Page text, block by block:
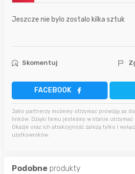
Jeszcze nie bylo zostalo kilka sztuk
Skomentuj
FACEBOOK
Jako partnerzy możemy otrzymać prowizję za
linków. Dzięki temu jesteśmy w stanie
Okazje oraz ich atrakcyjność zależą tylko i
użytkowników.
Podobne produkty